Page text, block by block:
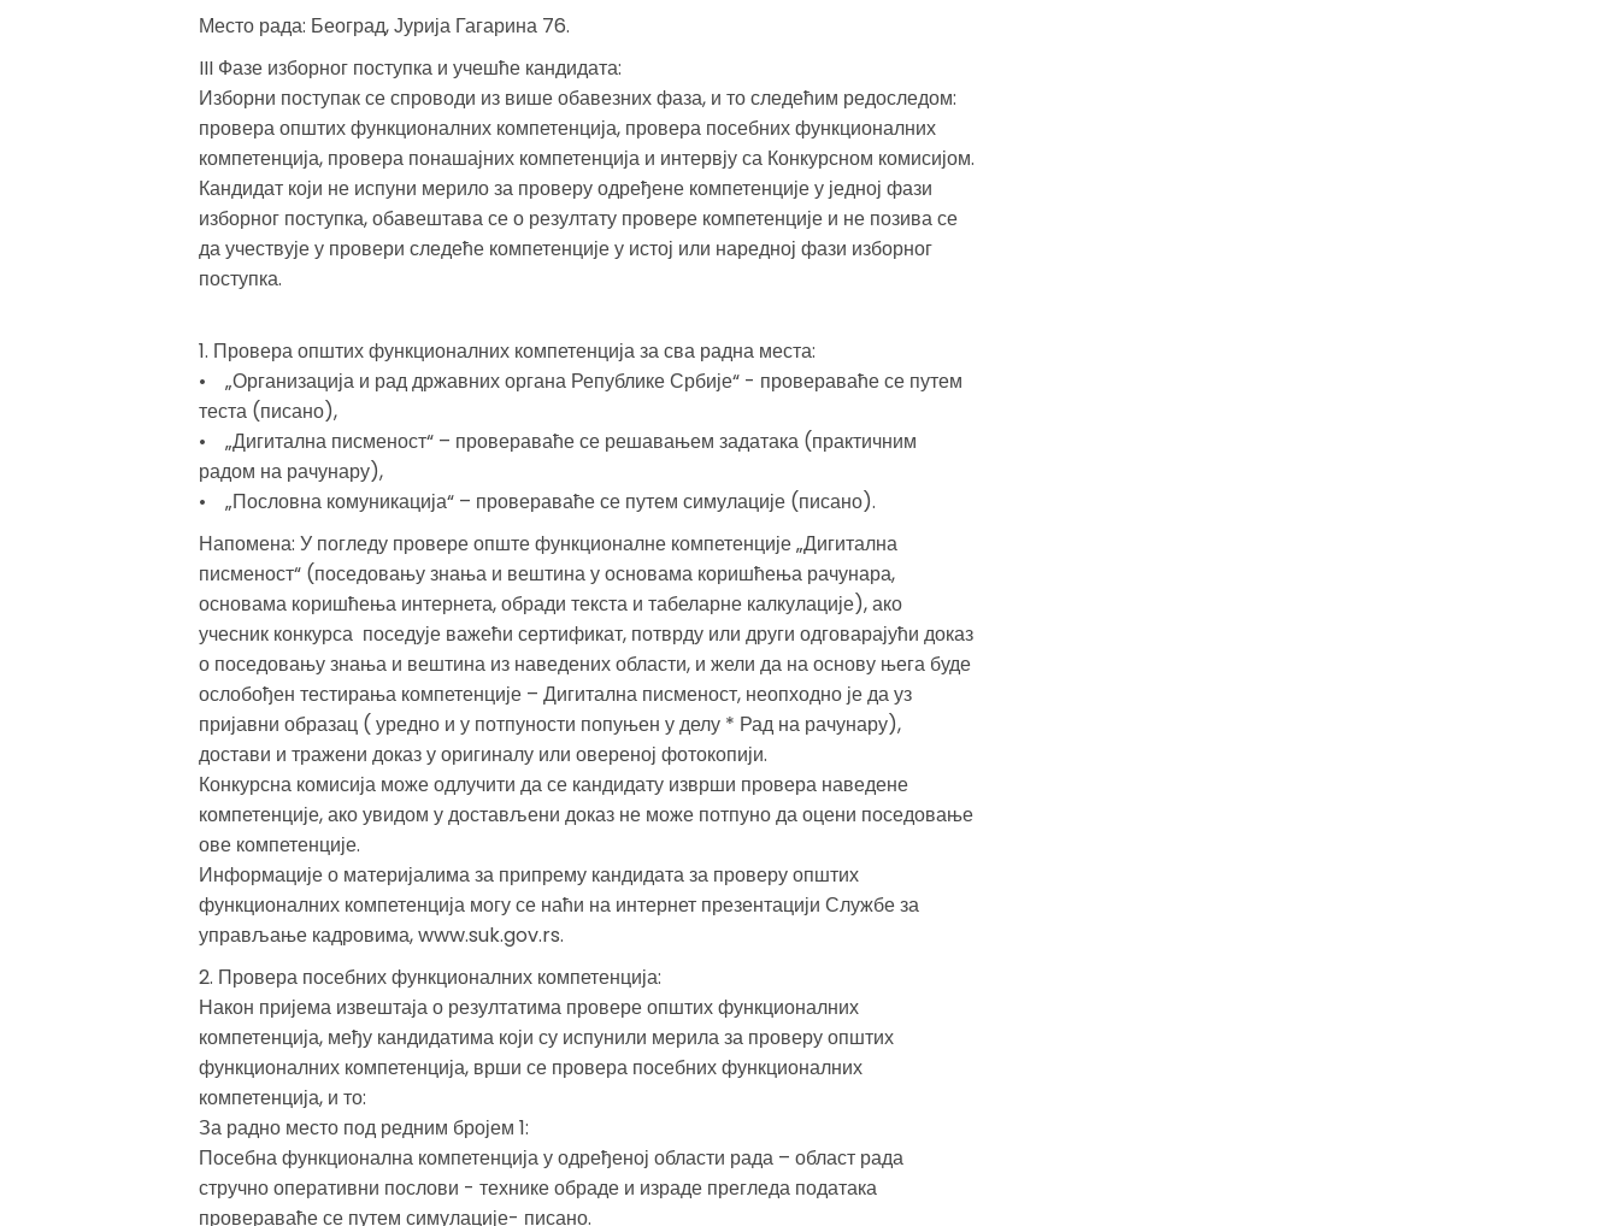
Место рада: Београд, Јурија Гагарина 76.
III Фазе изборног поступка и учешће кандидата:
Изборни поступак се спроводи из више обавезних фаза, и то следећим редоследом:
провера општих функционалних компетенција, провера посебних функционалних
компетенција, провера понашајних компетенција и интервју са Конкурсном комисијом.
Кандидат који не испуни мерило за проверу одређене компетенције у једној фази
изборног поступка, обавештава се о резултату провере компетенције и не позива се
да учествује у провери следеће компетенције у истој или наредној фази изборног
поступка.
1. Провера општих функционалних компетенција за сва радна места:
• „Организација и рад државних органа Републике Србије“ - провераваће се путем
теста (писано),
• „Дигитална писменост“ – провераваће се решавањем задатака (практичним
радом на рачунару),
• „Пословна комуникација“ – провераваће се путем симулације (писано).
Напомена: У погледу провере опште функционалне компетенције „Дигитална
писменост“ (поседовању знања и вештина у основама коришћења рачунара,
основама коришћења интернета, обради текста и табеларне калкулације), ако
учесник конкурса поседује важећи сертификат, потврду или други одговарајући доказ
о поседовању знања и вештина из наведених области, и жели да на основу њега буде
ослобођен тестирања компетенције – Дигитална писменост, неопходно је да уз
пријавни образац ( уредно и у потпуности попуњен у делу * Рад на рачунару),
достави и тражени доказ у оригиналу или овереној фотокопији.
Конкурсна комисија може одлучити да се кандидату изврши провера наведене
компетенције, ако увидом у достављени доказ не може потпуно да оцени поседовање
ове компетенције.
Информације о материјалима за припрему кандидата за проверу општих
функционалних компетенција могу се наћи на интернет презентацији Службе за
управљање кадровима, www.suk.gov.rs.
2. Провера посебних функционалних компетенција:
Након пријема извештаја о резултатима провере општих функционалних
компетенција, међу кандидатима који су испунили мерила за проверу општих
функционалних компетенција, врши се провера посебних функционалних
компетенција, и то:
За радно место под редним бројем 1:
Посебна функционална компетенција у одређеној области рада – област рада
стручно оперативни послови - технике обраде и израде прегледа података
провераваће се путем симулације- писано.